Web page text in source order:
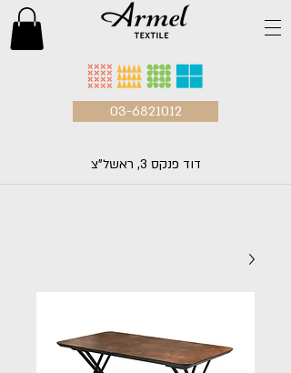
03-6821012
דוד פנקס 3, ראשל"צ